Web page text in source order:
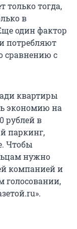
только тогда,
в
один фактор
потребляют
сравнению с
квартиры
экономию на
рублей в
паркинг,
Чтобы
нужно
компанией и
голосовании,